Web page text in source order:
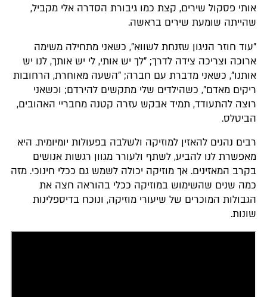
אותי פסקול שירים, קצת כמו גיבורת הסדרה אלי מקביל,
שהייתה שומעת שירים בראשה.
"עוד חוזר הניגון שזנחת לשווא", כשאני מתחילה משימה
ארוכה וצריכה צידה לדרך; "לך יש אותי, לי יש אותך, לנו יש
אותנו", כשאני מדברת עם חברה; "השעה מאוחרת, הרחובות
ריקים מאדם", כשהילדים שלי מתקשים להירדם; וכשאני
רוצה להתעודד, תמיד אבקש עזרה קטנה מחבריי האהובים,
הביטלס.
רבים נהנים להאזין למוזיקה ולשלבה בפעולות יומיומית. היא
מאפשרת לנו להביע, לשתף ולעורר מגוון רגשות אנושים
בקרב המאזינים. אך מוזיקה יכולה לשמש גם ככלי חינוכי. מזה
כמה שנים שהשימוש במוזיקה ככלי בהוראה חצה את
הגבולות המוכרים של שיעורי מוזיקה, ונוכח בדיספלינות
שונות.